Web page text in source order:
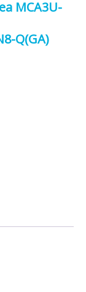
MCA3U-
Q(GA)